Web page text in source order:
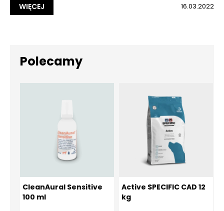
WIĘCEJ 16.03.2022
Polecamy
CleanAural Sensitive
100 ml
Active SPECIFIC CAD 12
kg